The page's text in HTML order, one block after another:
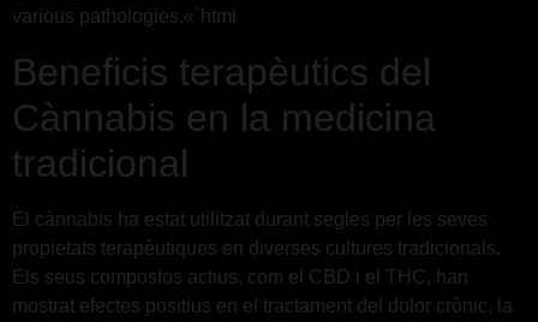
various pathologies.«`html
Beneficis terapèutics del
Cànnabis en la medicina
tradicional
El cànnabis ha estat utilitzat durant segles per les seves
propietats terapèutiques en diverses cultures tradicionals.
Els seus compostos actius, com el CBD i el THC, han
mostrat efectes positius en el tractament del dolor crònic, la